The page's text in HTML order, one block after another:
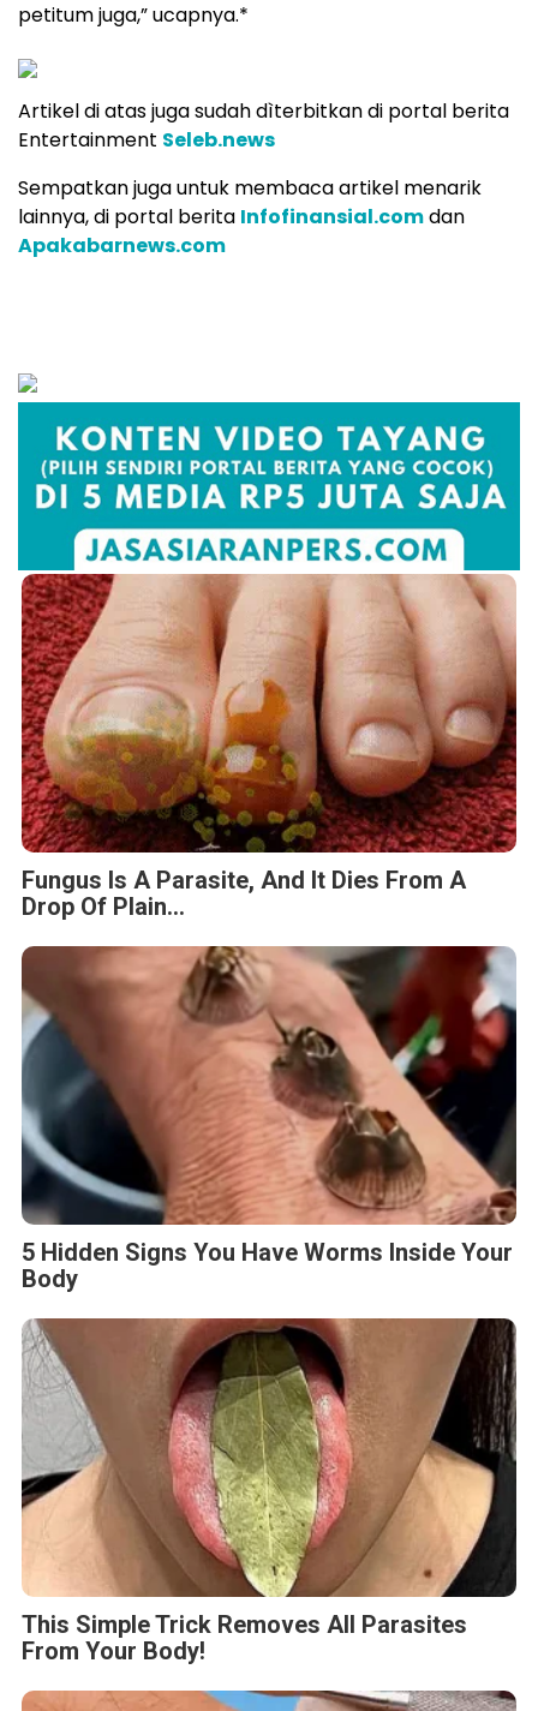
petitum juga,” ucapnya.*
Artikel di atas juga sudah dìterbitkan di portal berita
Entertainment Seleb.news
Sempatkan juga untuk membaca artikel menarik
lainnya, di portal berita Infofinansial.comdan
Apakabarnews.com
Fungus Is A Parasite, And It Dies From A
Drop Of Plain...
5 Hidden Signs You Have Worms Inside Your
Body
This Simple Trick Removes All Parasites
From Your Body!